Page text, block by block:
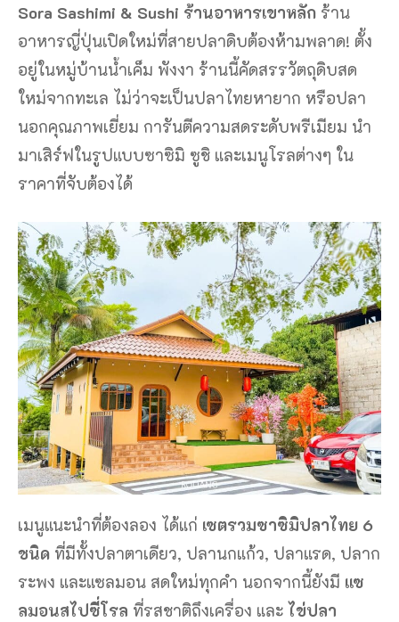
Sora Sashimi & Sushi ร้านอาหารเขาหลัก ร้าน
อาหารญี่ปุ่นเปิดใหม่ที่สายปลาดิบต้องห้ามพลาด! ตั้ง
อยู่ในหมู่บ้านน้ำเค็ม พังงา ร้านนี้คัดสรรวัตถุดิบสด
ใหม่จากทะเล ไม่ว่าจะเป็นปลาไทยหายาก หรือปลา
นอกคุณภาพเยี่ยม การันตีความสดระดับพรีเมียม นำ
มาเสิร์ฟในรูปแบบซาซิมิ ซูชิ และเมนูโรลต่างๆ ใน
ราคาที่จับต้องได้
เมนูแนะนำที่ต้องลอง ได้แก่ เซตรวมซาซิมิปลาไทย 6
ชนิด ที่มีทั้งปลาตาเดียว, ปลานกแก้ว, ปลาแรด, ปลาก
ระพง และแซลมอน สดใหม่ทุกคำ นอกจากนี้ยังมี แซ
ลมอนสไปซี่โรล ที่รสชาติถึงเครื่อง และ ไข่ปลา